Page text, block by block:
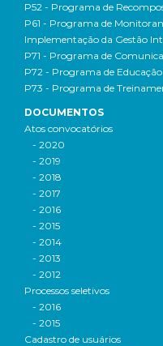
P52 - Programa de
P61 - Programa de
Implementação da Gestão
P71 - Programa de
P72 - Programa de
P73 - Programa de
DOCUMENTOS
Atos convocatórios
- 2020
- 2019
- 2018
- 2017
- 2016
- 2015
- 2014
- 2013
- 2012
Processos seletivos
- 2016
- 2015
Cadastro de usuários